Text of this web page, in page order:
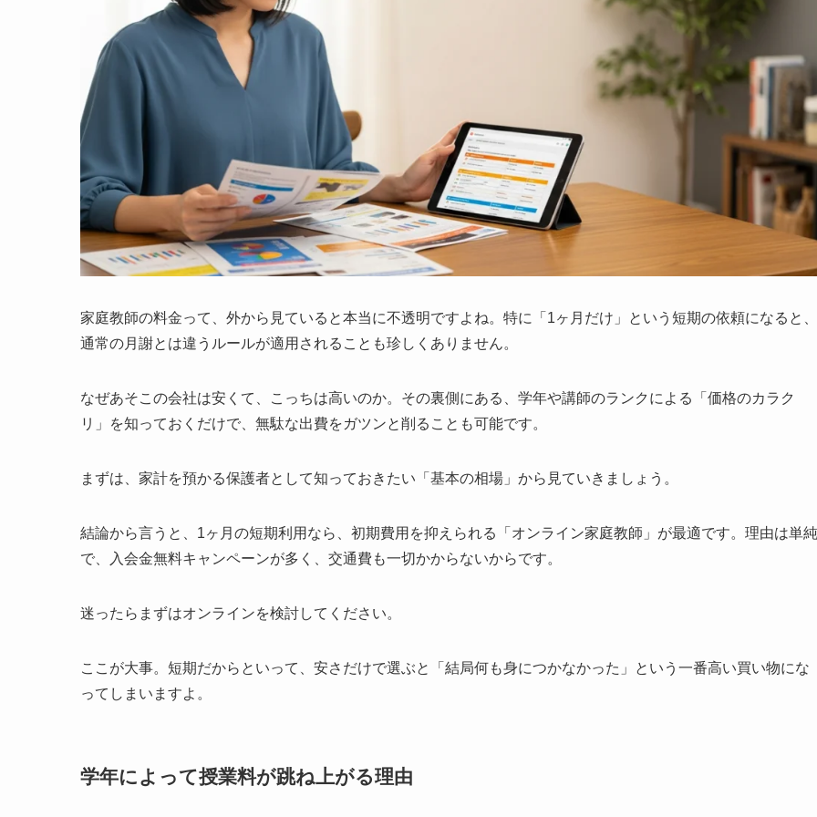
家庭教師の料金って、外から見ていると本当に不透明ですよね。特に「1ヶ月だけ」という短期の依頼になると、
通常の月謝とは違うルールが適用されることも珍しくありません。
なぜあそこの会社は安くて、こっちは高いのか。その裏側にある、学年や講師のランクによる「価格のカラク
リ」を知っておくだけで、無駄な出費をガツンと削ることも可能です。
まずは、家計を預かる保護者として知っておきたい「基本の相場」から見ていきましょう。
結論から言うと、1ヶ月の短期利用なら、初期費用を抑えられる「オンライン家庭教師」が最適です。理由は単純
で、入会金無料キャンペーンが多く、交通費も一切かからないからです。
迷ったらまずはオンラインを検討してください。
ここが大事。短期だからといって、安さだけで選ぶと「結局何も身につかなかった」という一番高い買い物にな
ってしまいますよ。
学年によって授業料が跳ね上がる理由